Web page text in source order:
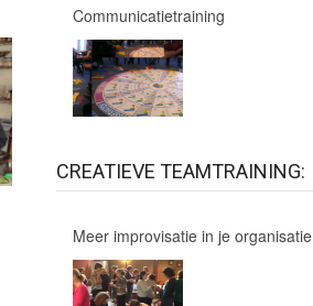
Communicatietraining
CREATIEVE TEAMTRAINING:
Meer improvisatie in je organisatie